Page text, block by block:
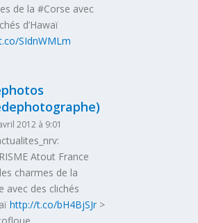
de la #Corse avec
d’Hawaï
SIdnWMLm
2012 à 9:01
Atout France
charmes de la
avec des clichés
http://t.co/bH4BjSJr >